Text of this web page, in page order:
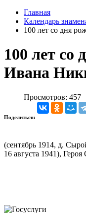
Главная
Календарь
100 лет со дня
100 лет со
Ивана
Просмотров: 457
Поделиться:
(сентябрь 1914, д.
16 августа 1941),